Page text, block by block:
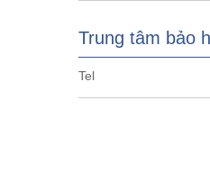
Trung tâm bảo
Tel